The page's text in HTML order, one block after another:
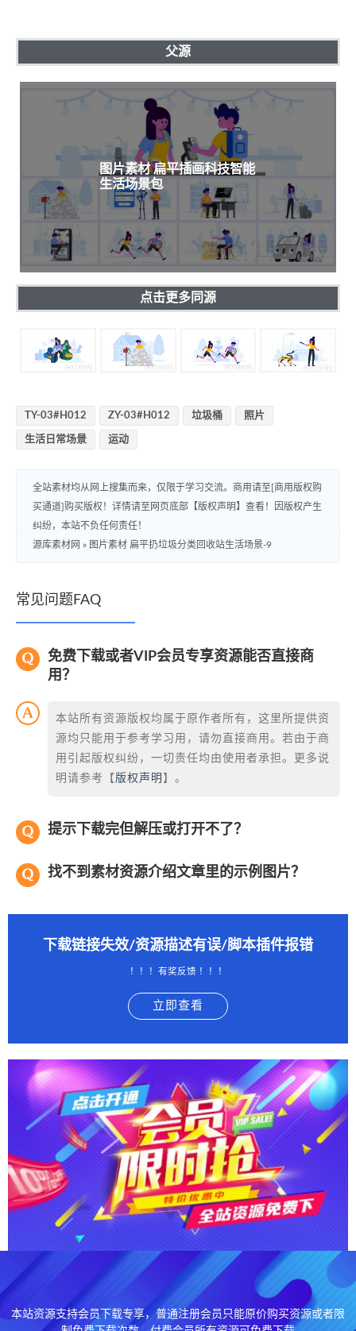
父源
图片素材 扁平插画科技智能
生活场景包
点击更多同源
TY-03#H012 ZY-03#H012 垃圾桶 照片
生活日常场景 运动
全站素材均从网上搜集而来，仅限于学习交流。商用请至[商用版权购
买通道]购买版权！详情请至网页底部【版权声明】查看！因版权产生
纠纷，本站不负任何责任！
源库素材网 » 图片素材 扁平扔垃圾分类回收站生活场景-9
常见问题FAQ
免费下载或者VIP会员专享资源能否直接商
用？
本站所有资源版权均属于原作者所有，这里所提供资
源均只能用于参考学习用，请勿直接商用。若由于商
用引起版权纠纷，一切责任均由使用者承担。更多说
明请参考【 版权声明 】。
提示下载完但解压或打开不了？
找不到素材资源介绍文章里的示例图片？
下载链接失效/资源描述有误/脚本插件报错
！！！有奖反馈 ！！！
立即查看
本站资源支持会员下载专享，普通注册会员只能原价购买资源或者限